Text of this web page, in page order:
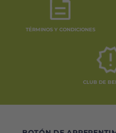
TÉRMINOS Y CONDICIONES
CLUB DE